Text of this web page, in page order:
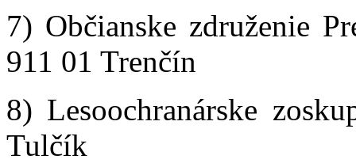
7) Občianske združenie
911 01 Trenčín
8) Lesoochranárske
Tulčík